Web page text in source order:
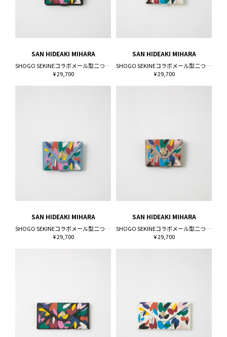
SAN HIDEAKI MIHARA
SHOGO SEKINEコラボメール型二つ折り財布
¥ 29,700
SAN HIDEAKI MIHARA
SHOGO SEKINEコラボメール型二つ折り財布
¥ 29,700
SAN HIDEAKI MIHARA
SHOGO SEKINEコラボメール型二つ折り財布
¥ 29,700
SAN HIDEAKI MIHARA
SHOGO SEKINEコラボメール型二つ折り財布
¥ 29,700